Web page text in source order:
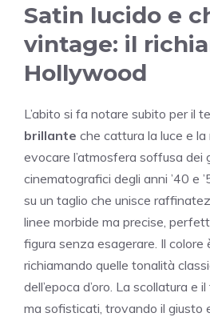
Satin lucido e
vintage: il
Hollywood
L’abito si fa notare subito per il
brillante che cattura la luce e la
evocare l’atmosfera soffusa dei
cinematografici degli anni ’40 e
su un taglio che unisce
linee morbide ma precise,
figura senza esagerare. Il colore
richiamando quelle tonalità
dell’epoca d’oro. La scollatura e
ma sofisticati, trovando il giusto